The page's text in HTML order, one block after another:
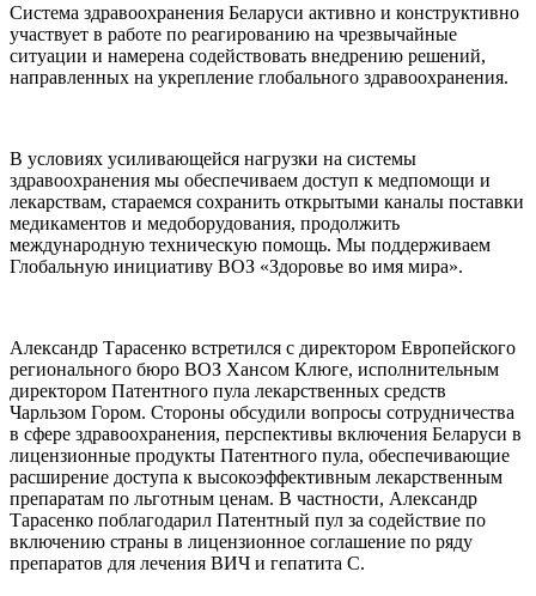
Система здравоохранения Беларуси активно и конструктивно
участвует в работе по реагированию на чрезвычайные
ситуации и намерена содействовать внедрению решений,
направленных на укрепление глобального здравоохранения.
В условиях усиливающейся нагрузки на системы
здравоохранения мы обеспечиваем доступ к медпомощи и
лекарствам, стараемся сохранить открытыми каналы поставки
медикаментов и медоборудования, продолжить
международную техническую помощь. Мы поддерживаем
Глобальную инициативу ВОЗ «Здоровье во имя мира».
Александр Тарасенко встретился с директором Европейского
регионального бюро ВОЗ Хансом Клюге, исполнительным
директором Патентного пула лекарственных средств
Чарльзом Гором. Стороны обсудили вопросы сотрудничества
в сфере здравоохранения, перспективы включения Беларуси в
лицензионные продукты Патентного пула, обеспечивающие
расширение доступа к высокоэффективным лекарственным
препаратам по льготным ценам. В частности, Александр
Тарасенко поблагодарил Патентный пул за содействие по
включению страны в лицензионное соглашение по ряду
препаратов для лечения ВИЧ и гепатита С.